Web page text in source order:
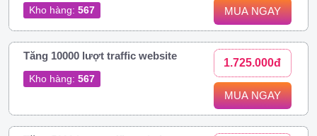
Kho hàng: 567 MUA NGAY
Tăng 10000 lượt traffic website
Kho hàng: 567
1.725.000đ
MUA NGAY